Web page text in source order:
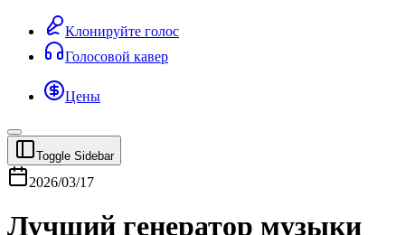
Клонируйте голос
Голосовой кавер
Цены
Toggle Sidebar
2026/03/17
Лучший генератор музыки